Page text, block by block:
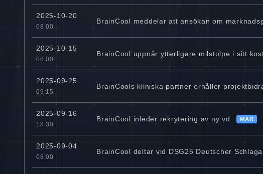
2025-10-20
08:00
BrainCool meddelar att ansökan om
2025-10-15
08:00
BrainCool uppnår ytterligare milstolpe i sitt
2025-09-25
09:15
BrainCools kliniska partner erhåller
2025-09-16
18:30
BrainCool inleder rekrytering av ny vd MAR
2025-09-04
08:00
BrainCool deltar vid DSG25 Deutscher